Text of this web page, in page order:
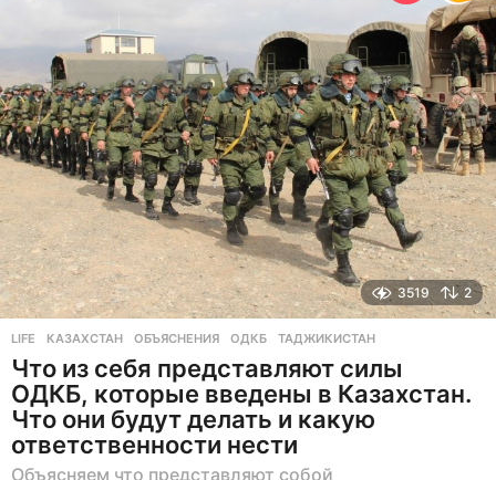
д
3519 2
LIFE КАЗАХСТАН ,ОБЪЯСНЕНИЯ ,ОДКБ ,ТАДЖИКИСТАН
Что из себя представляют силы
ОДКБ, которые введены в Казахстан.
Что они будут делать и какую
ответственности нести
Объясняем что представляют собой